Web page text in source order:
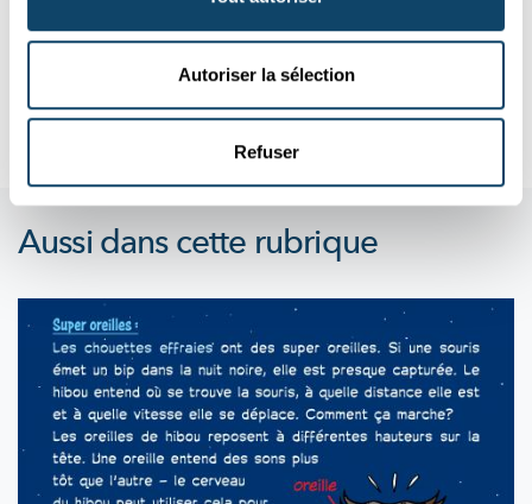
Autoriser la sélection
Refuser
Zanter iwwert engem Joer ass Glyphosat zu Lëtzebuerg
FNR
Aussi dans cette rubrique